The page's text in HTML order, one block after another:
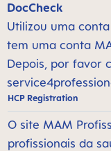
DocCheck
Utilizou uma
tem uma conta
Depois, por favor
HCP Registration
O site MAM
profissionais da